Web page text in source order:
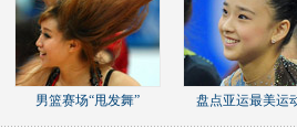
男篮赛场“甩发舞” 盘点亚运最美运